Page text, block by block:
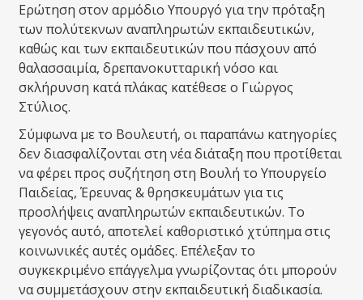
Ερώτηση στον αρμόδιο Υπουργό για την πρόταξη
των πολύτεκνων αναπληρωτών εκπαιδευτικών,
καθώς και των εκπαιδευτικών που πάσχουν από
θαλασσαιμία, δρεπανοκυτταρική νόσο και
σκλήρυνση κατά πλάκας κατέθεσε ο Γιώργος
Στύλιος.
Σύμφωνα με το Βουλευτή, οι παραπάνω κατηγορίες
δεν διασφαλίζονται στη νέα διάταξη που προτίθεται
να φέρει προς συζήτηση στη Βουλή το Υπουργείο
Παιδείας, Έρευνας & θρησκευμάτων για τις
προσλήψεις αναπληρωτών εκπαιδευτικών. Tο
γεγονός αυτό, αποτελεί καθοριστικό χτύπημα στις
κοινωνικές αυτές ομάδες. Επέλεξαν το
συγκεκριμένο επάγγελμα γνωρίζοντας ότι μπορούν
να συμμετάσχουν στην εκπαιδευτική διαδικασία.